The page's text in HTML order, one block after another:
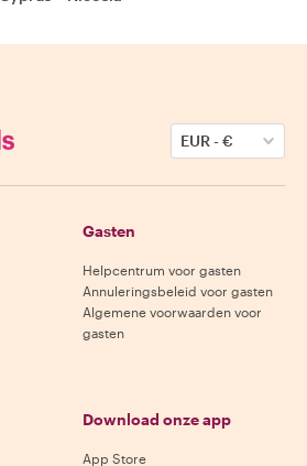
EUR-€
Gasten
Helpcentrum voor gasten
Annuleringsbeleid voor gasten
Algemene voorwaarden voor
gasten
Download onze app
App Store